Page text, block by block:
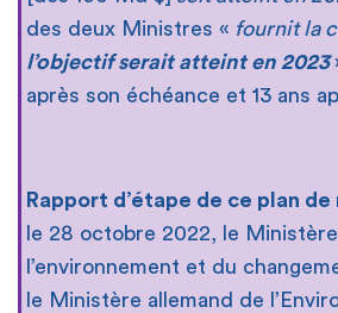
des deux Ministres « fournit la
l’objectif serait atteint en 2023
après son échéance et 13 ans
Rapport d’étape de ce plan
le 28 octobre 2022, le
l’environnement et du
le Ministère allemand de